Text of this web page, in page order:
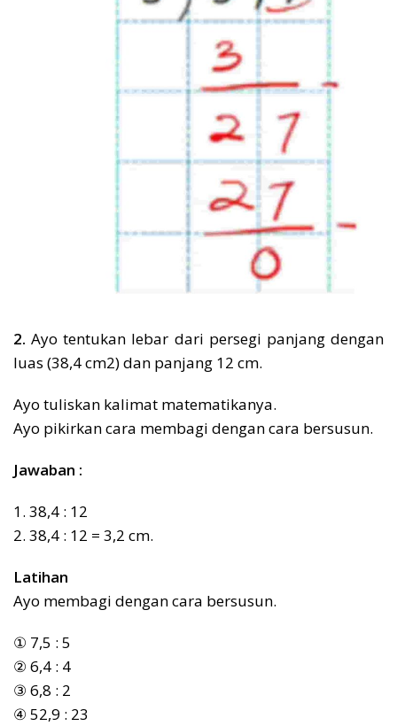
2. Ayo tentukan lebar dari persegi panjang dengan
luas (38,4 cm2) dan panjang 12 cm.
Ayo tuliskan kalimat matematikanya.
Ayo pikirkan cara membagi dengan cara bersusun.
Jawaban :
1. 38,4 : 12
2. 38,4 : 12 = 3,2 cm.
Latihan
Ayo membagi dengan cara bersusun.
① 7,5 : 5
② 6,4 : 4
③ 6,8 : 2
④ 52,9 : 23